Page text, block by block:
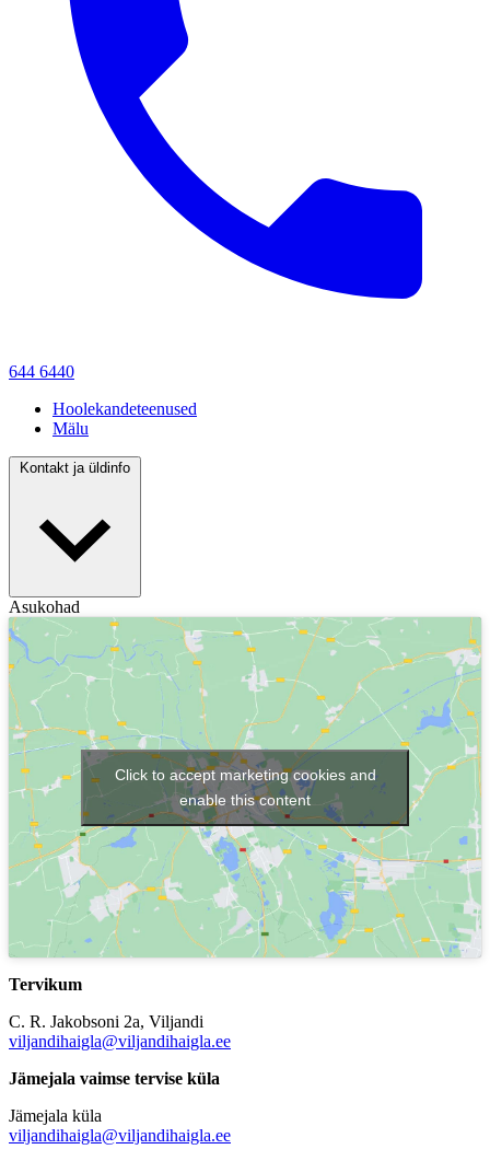
644 6440
Hoolekandeteenused
Mälu
Kontakt ja üldinfo
Asukohad
Click to accept marketing cookies and
enable this content
Tervikum
C. R. Jakobsoni 2a, Viljandi
viljandihaigla@viljandihaigla.ee
Jämejala vaimse tervise küla
Jämejala küla
viljandihaigla@viljandihaigla.ee